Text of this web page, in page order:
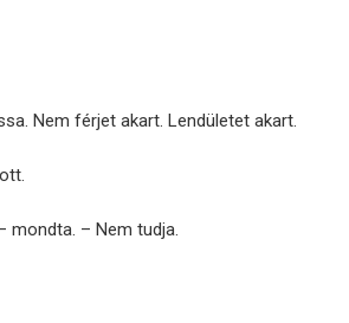
Nem férjet akart. Lendületet akart.
mondta. – Nem tudja.